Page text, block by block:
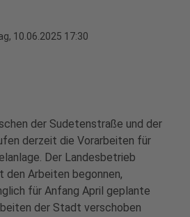
10.06.2025 17:30
der Sudetenstraße und der
derzeit die Vorarbeiten für
Der Landesbetrieb
den Arbeiten begonnen,
für Anfang April geplante
der Stadt verschoben